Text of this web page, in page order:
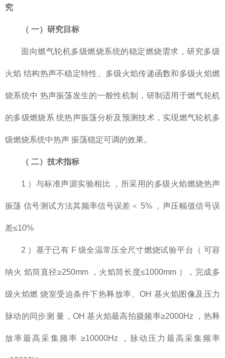
究
（ 一）研究目标
面向燃气轮机多级燃烧系统的稳定燃烧需求，研究多级
火焰 结构热声不稳定特性、多级火焰传递函数和多级火焰燃
烧系统中 热声振荡发生的一般性机制，研制适用于燃气轮机
的多级燃烧系 统热声振荡分析及预测技术，实现燃气轮机多
级燃烧系统中热声 振荡稳定可调的效果。
（ 二）技术指标
1 ）与标准声源实验相比 ，所采用的多级火焰燃烧热声
振荡 信号测试方法其频率信号误差＜ 5% ，声压幅值信号误
差≤10%
2 ）基于已有 F 级全温常压全尺寸燃烧试验平台（ 可容
纳火 焰筒直径≥250mm ，火焰筒长度≤1000mm ），完成多
级火焰燃 烧室受迫条件下热释放率、OH 基火焰图像及压力
脉动的同步测 量，OH 基火焰最高拍摄频率≥2000Hz ，热释
放率最高采集频率 ≥10000Hz ，脉动压力最高采集频率